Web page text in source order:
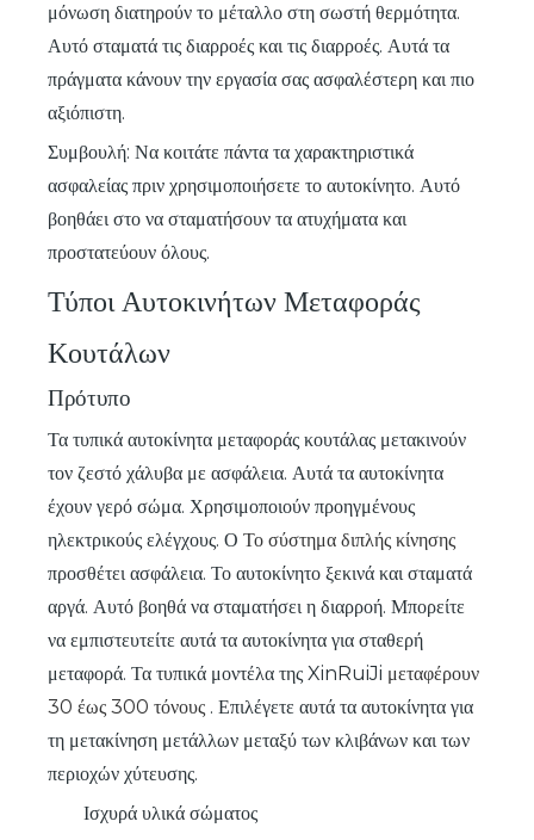
μόνωση διατηρούν το μέταλλο στη σωστή θερμότητα.
Αυτό σταματά τις διαρροές και τις διαρροές. Αυτά τα
πράγματα κάνουν την εργασία σας ασφαλέστερη και πιο
αξιόπιστη.
Συμβουλή: Να κοιτάτε πάντα τα χαρακτηριστικά
ασφαλείας πριν χρησιμοποιήσετε το αυτοκίνητο. Αυτό
βοηθάει στο να σταματήσουν τα ατυχήματα και
προστατεύουν όλους.
Τύποι Αυτοκινήτων Μεταφοράς
Κουτάλων
Πρότυπο
Τα τυπικά αυτοκίνητα μεταφοράς κουτάλας μετακινούν
τον ζεστό χάλυβα με ασφάλεια. Αυτά τα αυτοκίνητα
έχουν γερό σώμα. Χρησιμοποιούν προηγμένους
ηλεκτρικούς ελέγχους. Ο Το σύστημα διπλής κίνησης
προσθέτει ασφάλεια. Το αυτοκίνητο ξεκινά και σταματά
αργά. Αυτό βοηθά να σταματήσει η διαρροή. Μπορείτε
να εμπιστευτείτε αυτά τα αυτοκίνητα για σταθερή
μεταφορά. Τα τυπικά μοντέλα της XinRuiJi μεταφέρουν
30 έως 300 τόνους . Επιλέγετε αυτά τα αυτοκίνητα για
τη μετακίνηση μετάλλων μεταξύ των κλιβάνων και των
περιοχών χύτευσης.
Ισχυρά υλικά σώματος